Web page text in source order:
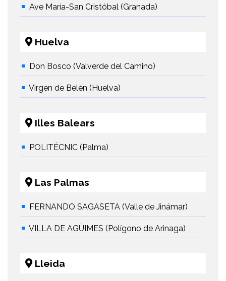
Ave María-San Cristóbal (Granada)
Huelva
Don Bosco (Valverde del Camino)
Virgen de Belén (Huelva)
Illes Balears
POLITÈCNIC (Palma)
Las Palmas
FERNANDO SAGASETA (Valle de Jinámar)
VILLA DE AGÜIMES (Polígono de Arinaga)
Lleida